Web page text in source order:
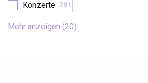
Konzerte 281
Mehr anzeigen (20)